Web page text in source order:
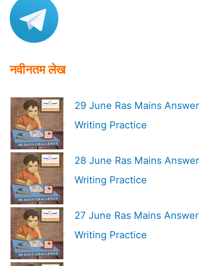
f
o
नवीनतम लेख
29 June Ras Mains Answer
Writing Practice
28 June Ras Mains Answer
Writing Practice
27 June Ras Mains Answer
Writing Practice